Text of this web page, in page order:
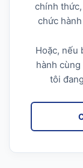
chính
chức
Hoặc, nếu
hành
tôi